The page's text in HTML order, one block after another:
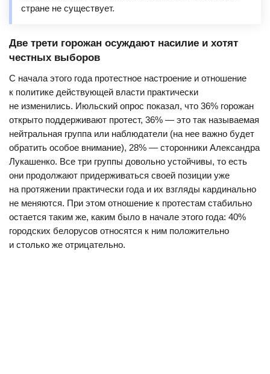
стране не существует.
Две трети горожан осуждают насилие и хотят
честных выборов
С начала этого года протестное настроение и отношение
к политике действующей власти практически
не изменились. Июльский опрос показал, что 36% горожан
открыто поддерживают протест, 36% — это так называемая
нейтральная группа или наблюдатели (на нее важно будет
обратить особое внимание), 28% — сторонники Александра
Лукашенко. Все три группы довольно устойчивы, то есть
они продолжают придерживаться своей позиции уже
на протяжении практически года и их взгляды кардинально
не меняются. При этом отношение к протестам стабильно
остается таким же, каким было в начале этого года: 40%
городских белорусов относятся к ним положительно
и столько же отрицательно.